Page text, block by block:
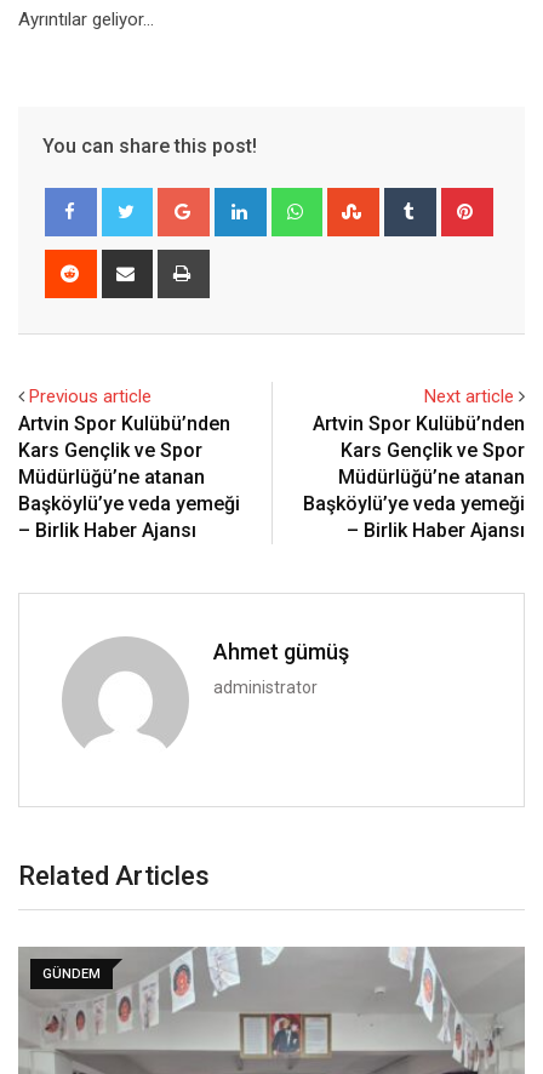
Ayrıntılar geliyor…
You can share this post!
Google+ LinkedIn WhatsappStumbleUpon
Tumblr
Reddit
Share
Previous article
Artvin Spor Kulübü’nden
Kars Gençlik ve Spor
Müdürlüğü’ne atanan
Başköylü’ye veda yemeği
– Birlik Haber Ajansı
Next article
Artvin Spor Kulübü’nden
Kars Gençlik ve Spor
Müdürlüğü’ne atanan
Başköylü’ye veda yemeği
– Birlik Haber Ajansı
Ahmet gümüş
administrator
Related Articles
GÜNDEM